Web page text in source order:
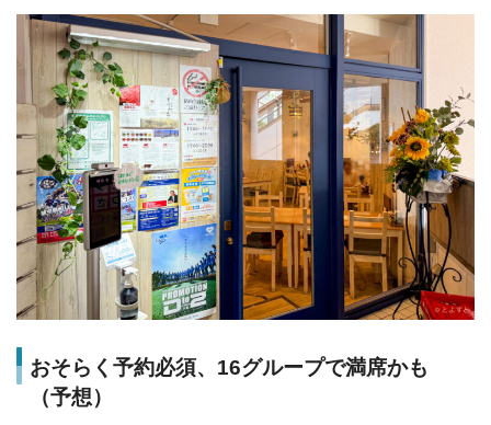
おそらく予約必須、16グループで満席かも
（予想）